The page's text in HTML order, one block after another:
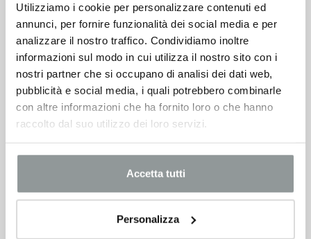
Utilizziamo i cookie per personalizzare contenuti ed
annunci, per fornire funzionalità dei social media e per
analizzare il nostro traffico. Condividiamo inoltre
informazioni sul modo in cui utilizza il nostro sito con i
nostri partner che si occupano di analisi dei dati web,
pubblicità e social media, i quali potrebbero combinarle
con altre informazioni che ha fornito loro o che hanno
raccolto dal suo utilizzo dei loro servizi.
Accetta tutti
Personalizza